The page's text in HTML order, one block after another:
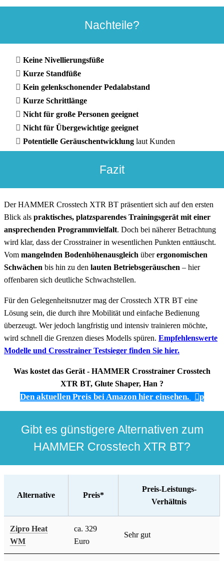
Nachteile?
Keine Nivellierungsfüße
Kurze Standfüße
Kein gelenkschonender Pedalabstand
Kurze Schrittlänge
Nicht für große Personen geeignet
Nicht für Übergewichtige geeignet
Potentielle Geräuschentwicklunglaut Kunden
Fazit
Der HAMMER Crosstech XTR BT präsentiert sich auf den ersten
Blick als praktisches, platzsparendes Trainingsgerät mit einer
ansprechenden Programmvielfalt. Doch bei näherer Betrachtung
wird klar, dass der Crosstrainer in wesentlichen Punkten enttäuscht.
Vom mangelnden Bodenhöhenausgleich überergonomischen
Schwächen bis hin zu den lauten Betriebsgeräuschen – hier
offenbaren sich deutliche Schwachstellen.
Für den Gelegenheitsnutzer mag der Crosstech XTR BT eine
Lösung sein, die durch ihre Mobilität und einfache Bedienung
überzeugt. Wer jedoch langfristig und intensiv trainieren möchte,
wird schnell die Grenzen dieses Modells spüren. Empfehlenswerte
Modelle und Crosstrainer Testsieger finden Sie hier.
Was kostet das Gerät - HAMMER Crosstrainer Crosstech
XTR BT, Glute Shaper, Han ?
Den aktuellen Preis bei Amazon hier einsehen. p
Gibt es günstigere Alternativen zum
HAMMER Crosstech XTR BT?
Alternative Preis*
Preis-Leistungs-
Verhältnis
Zipro Heat
WM
ca. 329
Euro
Sehr gut